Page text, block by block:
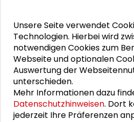
Personen im
Matthias Kasper
Stella Lorenz
Clara Menke
Unsere Seite verwendet
Technologien. Hierbei wird
notwendigen Cookies zum
Webseite und optionalen
Auswertung der
unterschieden.
Mehr Informationen dazu
Datenschutzhinweisen. Dort
jederzeit Ihre Präferenzen